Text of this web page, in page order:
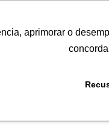
aprimorar o
Soluções